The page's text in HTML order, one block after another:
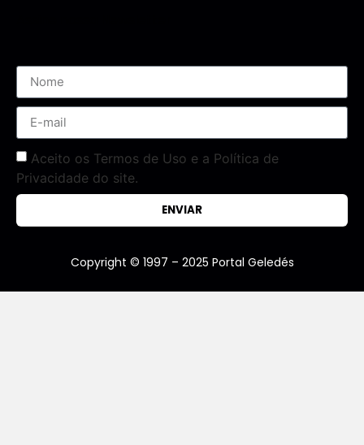
Aceito os Termos de Uso e a Política de
Privacidade do site.
ENVIAR
Copyright © 1997 – 2025 Portal Geledés